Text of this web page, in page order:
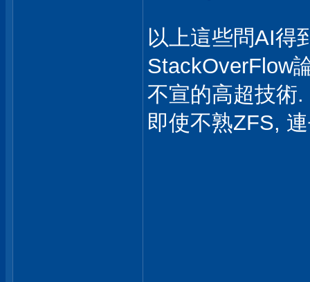
以上這些問AI得
StackOverFlow
不宣的高超技術
即使不熟ZFS,